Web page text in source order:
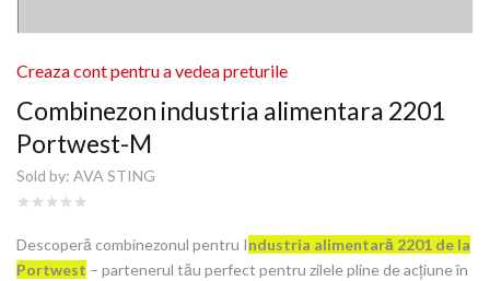
Combinezon industria alimentara 2201
Portwest-M
Sold by: AVA STING
Creaza cont pentru a vedea preturile
Descoperă combinezonul pentru Industria alimentară 2201 de la
Portwest – partenerul tău perfect pentru zilele pline de acțiune în